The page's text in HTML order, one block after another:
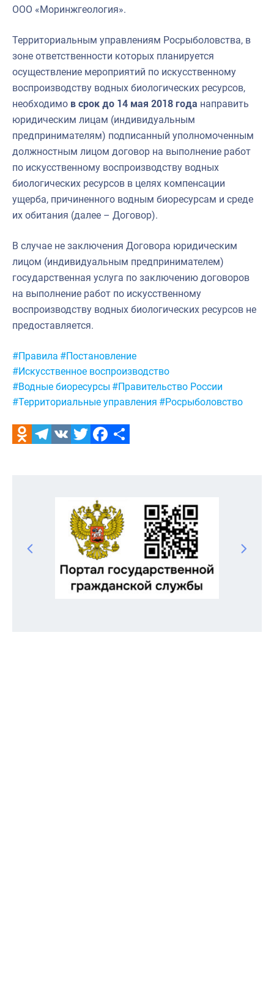
ООО «Моринжгеология».
Территориальным управлениям Росрыболовства, в
зоне ответственности которых планируется
осуществление мероприятий по искусственному
воспроизводству водных биологических ресурсов,
необходимо в срок до 14 мая 2018 года направить
юридическим лицам (индивидуальным
предпринимателям) подписанный уполномоченным
должностным лицом договор на выполнение работ
по искусственному воспроизводству водных
биологических ресурсов в целях компенсации
ущерба, причиненного водным биоресурсам и среде
их обитания (далее – Договор).
В случае не заключения Договора юридическим
лицом (индивидуальным предпринимателем)
государственная услуга по заключению договоров
на выполнение работ по искусственному
воспроизводству водных биологических ресурсов не
предоставляется.
Метки:
#Правила #Постановление
#Искусственное воспроизводство
#Водные биоресурсы #Правительство России
#Территориальные управления #Росрыболовство